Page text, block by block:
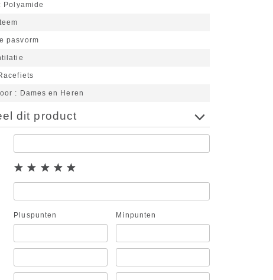
Polyamide
pasvorm
Dames en Heren
dit product
Pluspunten Minpunten